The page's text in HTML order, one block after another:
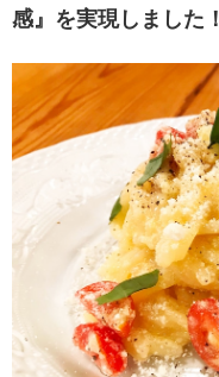
感』を実現しました！